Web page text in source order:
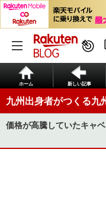
ホーム 新しい記事
九州出身者がつくる九
価格が高騰していたキャ